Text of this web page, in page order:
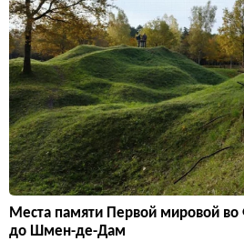
Места памяти Первой мировой
до Шмен-де-Дам